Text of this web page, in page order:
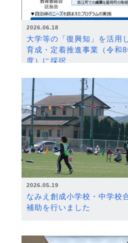
2026.06.18
大学等の「復興知」を活用
育成・定着推進事業（令和
度）に採択
2026.05.19
なみえ創成小学校・中学校
補助を行いました